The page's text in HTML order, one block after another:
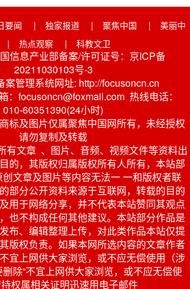
要闻 | 独家报道 | 聚焦中国 |
美丽中
| 热点观察 | 科教文卫
信息产业部备案/许可证号：京ICP备
20211030103号-3
案管理系统网址: http://focusoncn.cn
：focusoncn@foxmail.com 热线电话：
010-60351390(24小时)
标及图片仅属聚焦中国网所有，未经授权
请勿复制及转载
有文章 、图片、音频、视频文件等资料出
的，其版权归属版权所有人所有，本站部
文章及图片等内容无法一 一和版权者联
部分公开资料来源于互联网，转载的目的
用于网络分享，并不代表本站赞同其观点
也不构成任何其他建议。本站部分作品是
布、编辑整理上传，对此类作品本站仅提
版权负责。如果本网所选内容的文章作者
宜上网供大家浏览，或不应无偿使用（涉
除“不宜上网供大家浏览，或不应无偿使
持权属相关证明迅速用电子邮件